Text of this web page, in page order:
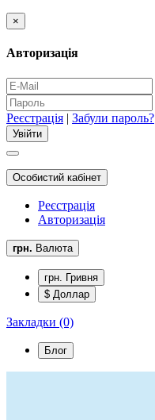
×
Авторизація
Реєстрація | Забули пароль?
Особистий кабінет
Реєстрація
Авторизація
грн. Валюта
грн. Гривня
$ Доллар
Закладки (0)
Блог